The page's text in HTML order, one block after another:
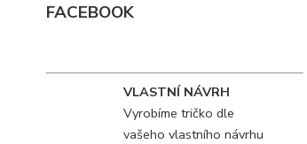
FACEBOOK
VLASTNÍ NÁVRH
Vyrobíme tričko dle
vašeho vlastního návrhu